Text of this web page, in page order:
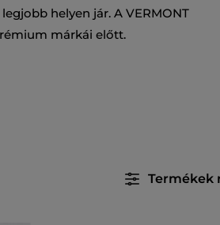
helyen jár. A VERMONT
márkái előtt.
Termékek